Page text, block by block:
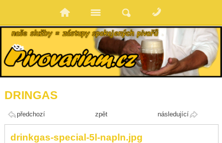
DRINGAS
předchozí následující
zpět
drinkgas-special-5l-napln.jpg